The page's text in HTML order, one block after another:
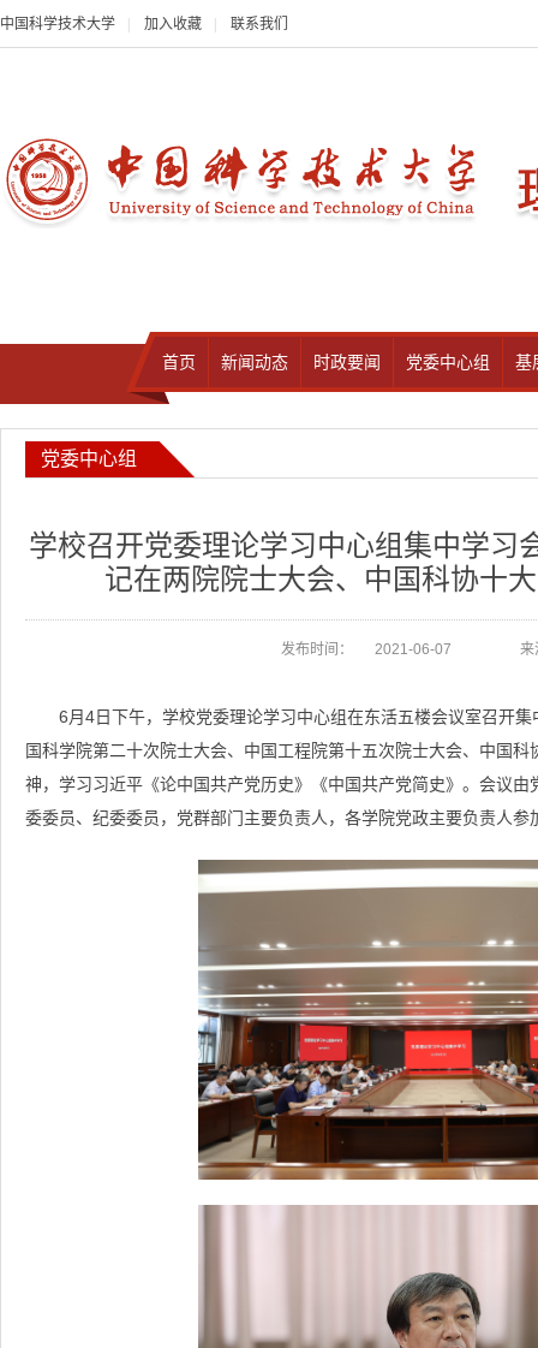
中国科学技术大学 加入收藏 联系我们
首页 新闻动态 时政要闻 党委中心组 基
党委中心组
学校召开党委理论学习中心组集中学习
记在两院院士大会、中国科协十
发布时间： 2021-06-07 来
6月4日下午，学校党委理论学习中心组在东活五楼会议室召开
国科学院第二十次院士大会、中国工程院第十五次院士大会、中国
神，学习习近平《论中国共产党历史》《中国共产党简史》。会议
委委员、纪委委员，党群部门主要负责人，各学院党政主要负责人参